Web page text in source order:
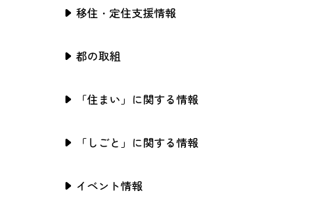
移住・定住支援情報
都の取組
「住まい」に関する情報
「しごと」に関する情報
イベント情報